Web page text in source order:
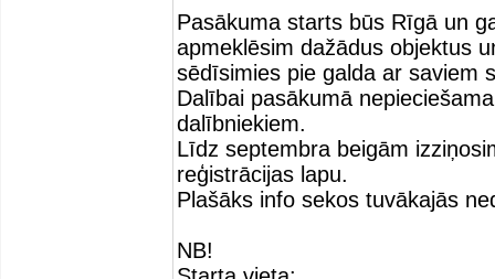
Pasākuma starts būs Rīgā un
apmeklēsim dažādus objektus
sēdīsimies pie galda ar saviem
Dalībai pasākumā
dalībniekiem.
Līdz septembra beigām
reģistrācijas lapu.
Plašāks info sekos tuvākajās
NB!